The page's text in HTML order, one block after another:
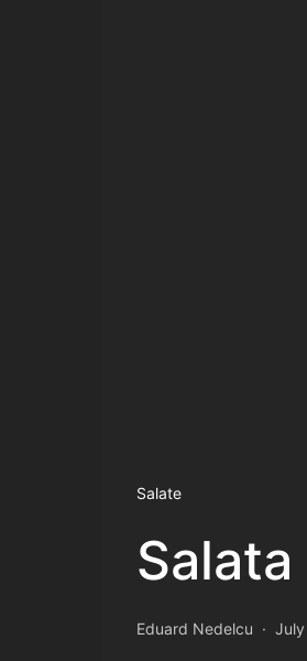
Salate
Eduard Nedelcu July